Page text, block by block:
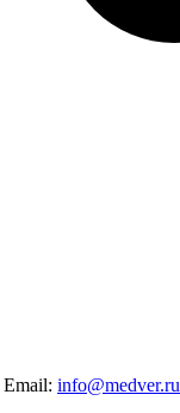
Email: info@medver.ru